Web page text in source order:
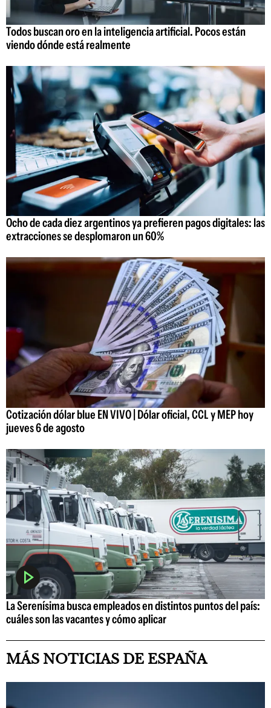
Todos buscan oro en la inteligencia artificial. Pocos están
viendo dónde está realmente
Ocho de cada diez argentinos ya prefieren pagos digitales: las
extracciones se desplomaron un 60%
Cotización dólar blue EN VIVO | Dólar oficial, CCL y MEP hoy
jueves 6 de agosto
La Serenísima busca empleados en distintos puntos del país:
cuáles son las vacantes y cómo aplicar
MÁS NOTICIAS DE ESPAÑA